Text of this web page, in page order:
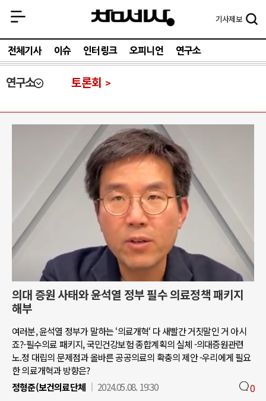
기사제보
전체기사 이슈 인터링크 오피니언 연구소
연구소 토론회
의대 증원 사태와 윤석열 정부 필수 의료정책 패키지
해부
여러분, 윤석열 정부가 말하는 ‘의료개혁‘ 다 새빨간 거짓말인 거 아시
죠?-필수의료 패키지, 국민건강보험 종합계획의 실체 -의대증원관련
노.정 대립의 문제점과 올바른 공공의료의 확충의 제안 -우리에게 필요
한 의료개혁과 방향은?
정형준(보건의료단체
2024.05.08. 19:30 0